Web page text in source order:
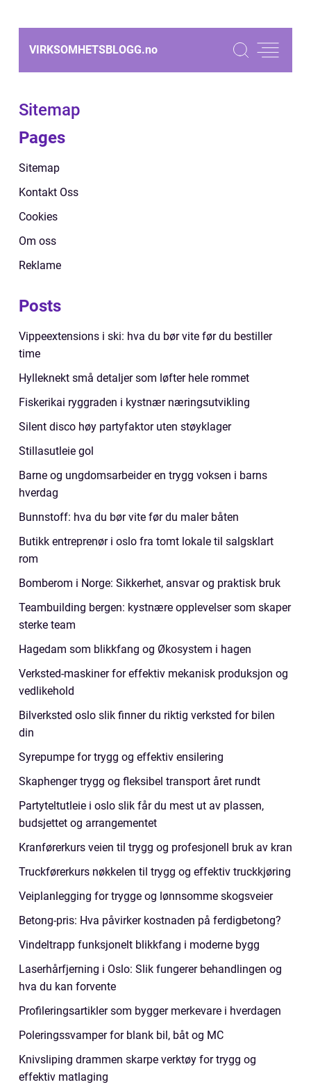
VIRKSOMHETSBLOGG.no
Sitemap
Pages
Sitemap
Kontakt Oss
Cookies
Om oss
Reklame
Posts
Vippeextensions i ski: hva du bør vite før du bestiller
time
Hylleknekt små detaljer som løfter hele rommet
Fiskerikai ryggraden i kystnær næringsutvikling
Silent disco høy partyfaktor uten støyklager
Stillasutleie gol
Barne og ungdomsarbeider en trygg voksen i barns
hverdag
Bunnstoff: hva du bør vite før du maler båten
Butikk entreprenør i oslo fra tomt lokale til salgsklart
rom
Bomberom i Norge: Sikkerhet, ansvar og praktisk bruk
Teambuilding bergen: kystnære opplevelser som skaper
sterke team
Hagedam som blikkfang og Økosystem i hagen
Verksted-maskiner for effektiv mekanisk produksjon og
vedlikehold
Bilverksted oslo slik finner du riktig verksted for bilen
din
Syrepumpe for trygg og effektiv ensilering
Skaphenger trygg og fleksibel transport året rundt
Partyteltutleie i oslo slik får du mest ut av plassen,
budsjettet og arrangementet
Kranførerkurs veien til trygg og profesjonell bruk av kran
Truckførerkurs nøkkelen til trygg og effektiv truckkjøring
Veiplanlegging for trygge og lønnsomme skogsveier
Betong-pris: Hva påvirker kostnaden på ferdigbetong?
Vindeltrapp funksjonelt blikkfang i moderne bygg
Laserhårfjerning i Oslo: Slik fungerer behandlingen og
hva du kan forvente
Profileringsartikler som bygger merkevare i hverdagen
Poleringssvamper for blank bil, båt og MC
Knivsliping drammen skarpe verktøy for trygg og
effektiv matlaging